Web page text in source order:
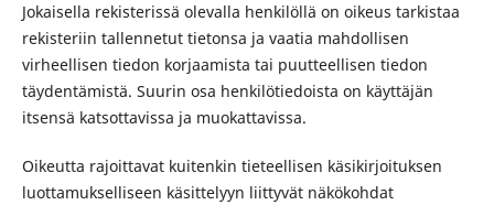
Jokaisella rekisterissä olevalla henkilöllä on oikeus tarkistaa
rekisteriin tallennetut tietonsa ja vaatia mahdollisen
virheellisen tiedon korjaamista tai puutteellisen tiedon
täydentämistä. Suurin osa henkilötiedoista on käyttäjän
itsensä katsottavissa ja muokattavissa.
Oikeutta rajoittavat kuitenkin tieteellisen käsikirjoituksen
luottamukselliseen käsittelyyn liittyvät näkökohdat